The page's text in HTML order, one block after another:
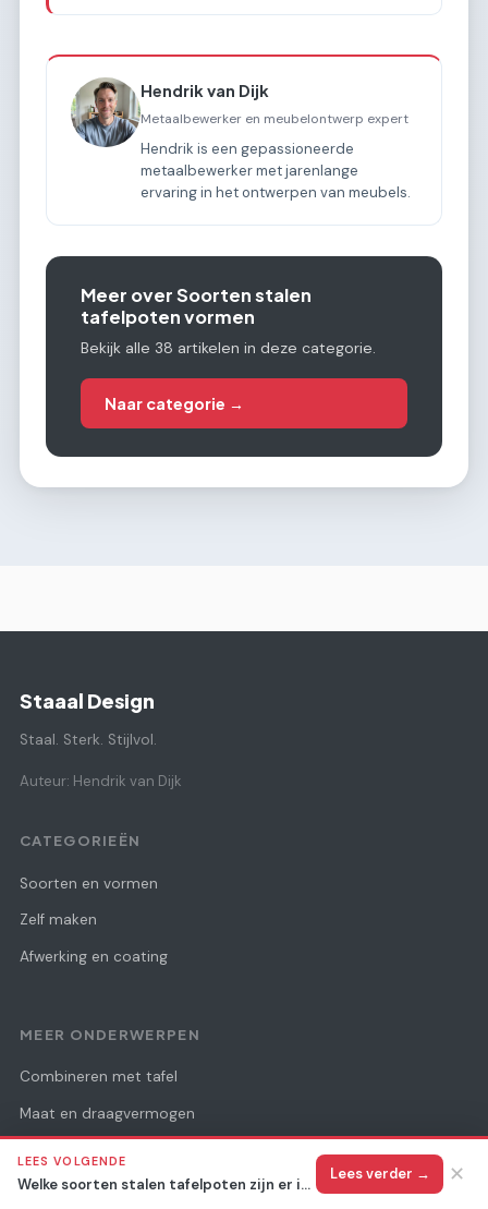
Hendrik van Dijk
Metaalbewerker en meubelontwerp expert
Hendrik is een gepassioneerde
metaalbewerker met jarenlange
ervaring in het ontwerpen van meubels.
Meer over Soorten stalen
tafelpoten vormen
Bekijk alle 38 artikelen in deze categorie.
Naar categorie →
Staaal Design
Staal. Sterk. Stijlvol.
Auteur: Hendrik van Dijk
CATEGORIEËN
Soorten en vormen
Zelf maken
Afwerking en coating
MEER ONDERWERPEN
Combineren met tafel
Maat en draagvermogen
LEES VOLGENDE
Welke soorten stalen tafelpoten zijn er in 2026?
Lees verder → ✕